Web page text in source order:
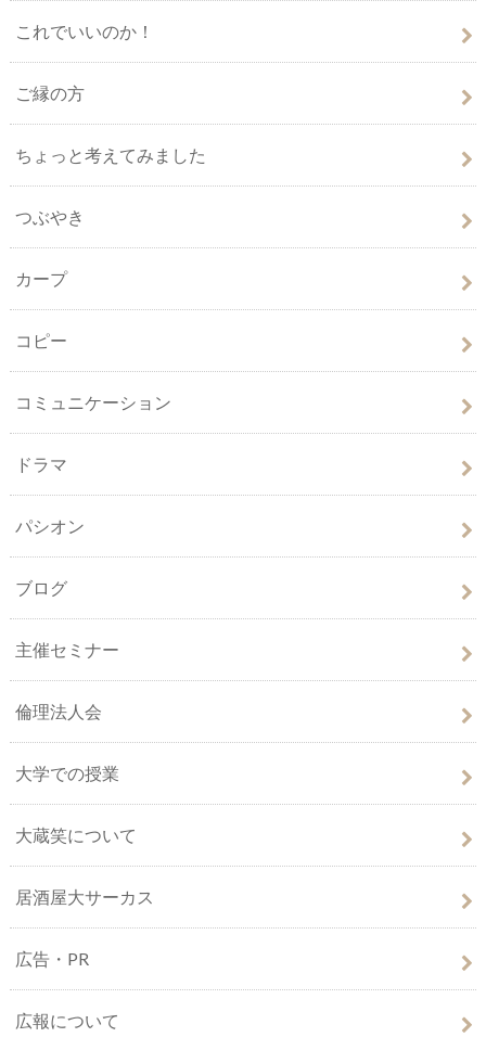
これでいいのか！
ご縁の方
ちょっと考えてみました
つぶやき
カープ
コピー
コミュニケーション
ドラマ
パシオン
ブログ
主催セミナー
倫理法人会
大学での授業
大蔵笑について
居酒屋大サーカス
広告・PR
広報について